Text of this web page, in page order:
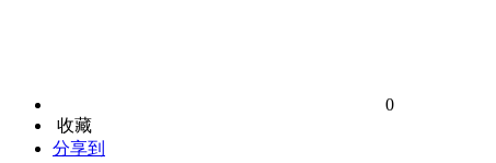
0
收藏
分享到